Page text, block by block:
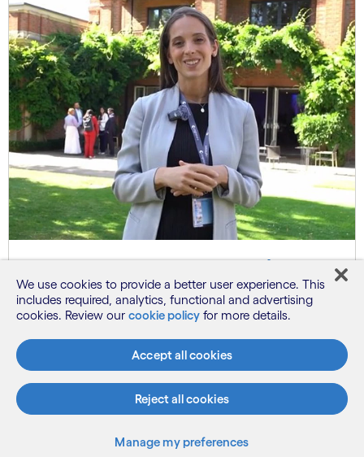
Le pouvoir du partenariat | La
révolution IA de Cognizant et
Google Cloud
We use cookies to provide a better user experience. This
includes required, analytics, functional and advertising
cookies. Review our cookie policy for more details.
Accept all cookies
Reject all cookies
Manage my preferences